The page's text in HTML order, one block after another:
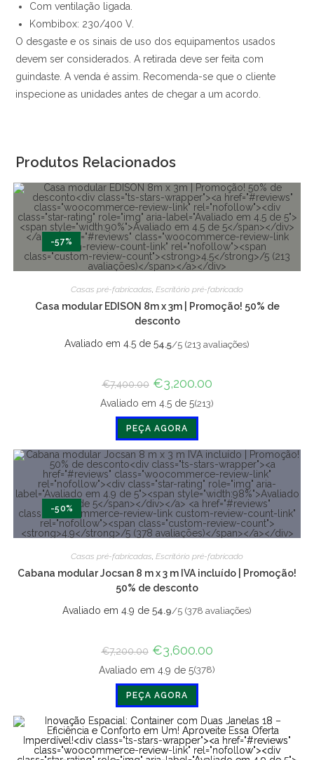
Com ventilação ligada.
Kombibox: 230/400 V.
O desgaste e os sinais de uso dos equipamentos usados
devem ser considerados. A retirada deve ser feita com
guindaste. A venda é assim. Recomenda-se que o cliente
inspecione as unidades antes de chegar a um acordo.
Produtos Relacionados
-57%
Casas pré-fabricadas, Escritório pré-fabricado
Casa modular EDISON 8m x 3m | Promoção! 50% de
desconto
Avaliado em 4.5 de 54.5/5 (213 avaliações)
€7,400.00 O
preço
original
era:
€7,400.00.
€3,200.00O
atual
é:
Avaliado em 4.5 de 5(213)
PEÇA AGORA
-50%
Casas pré-fabricadas, Escritório pré-fabricado
Cabana modular Jocsan 8 m x 3 m IVA incluído | Promoção!
50% de desconto
Avaliado em 4.9 de 54.9/5 (378 avaliações)
€7,200.00 O
preço
original
era:
€7,200.00.
€3,600.00O
atual
Avaliado em 4.9 de 5(378)
PEÇA AGORA